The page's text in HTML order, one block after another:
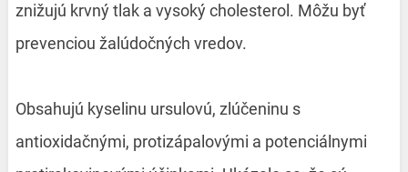
znižujú krvný tlak a vysoký cholesterol. Môžu byť
prevenciou žalúdočných vredov.
Obsahujú kyselinu ursulovú, zlúčeninu s
antioxidačnými, protizápalovými a potenciálnymi